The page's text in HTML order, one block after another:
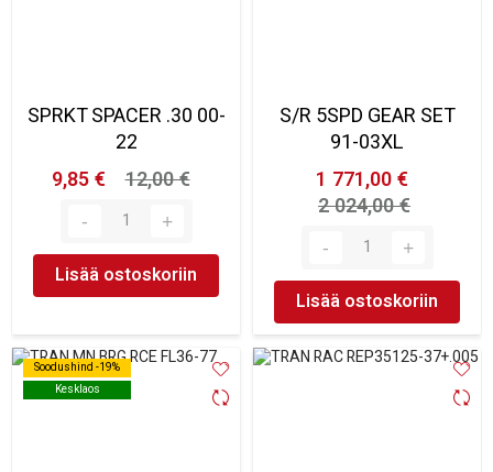
SPRKT SPACER .30 00-
22
9,85 €
12,00 €
Lisää ostoskoriin
S/R 5SPD GEAR SET
91-03XL
1 771,00 €
2 024,00 €
Lisää ostoskoriin
Soodushind -19%
Kesklaos
Soodushind -19%
Kesklaos